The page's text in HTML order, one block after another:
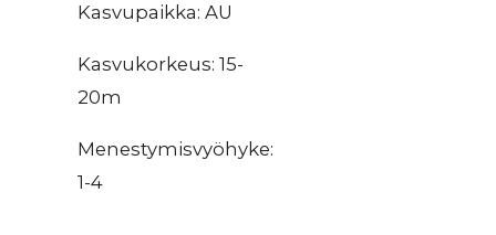
Kasvupaikka: AU
Kasvukorkeus: 15-
20m
Menestymisvyöhyke:
1-4